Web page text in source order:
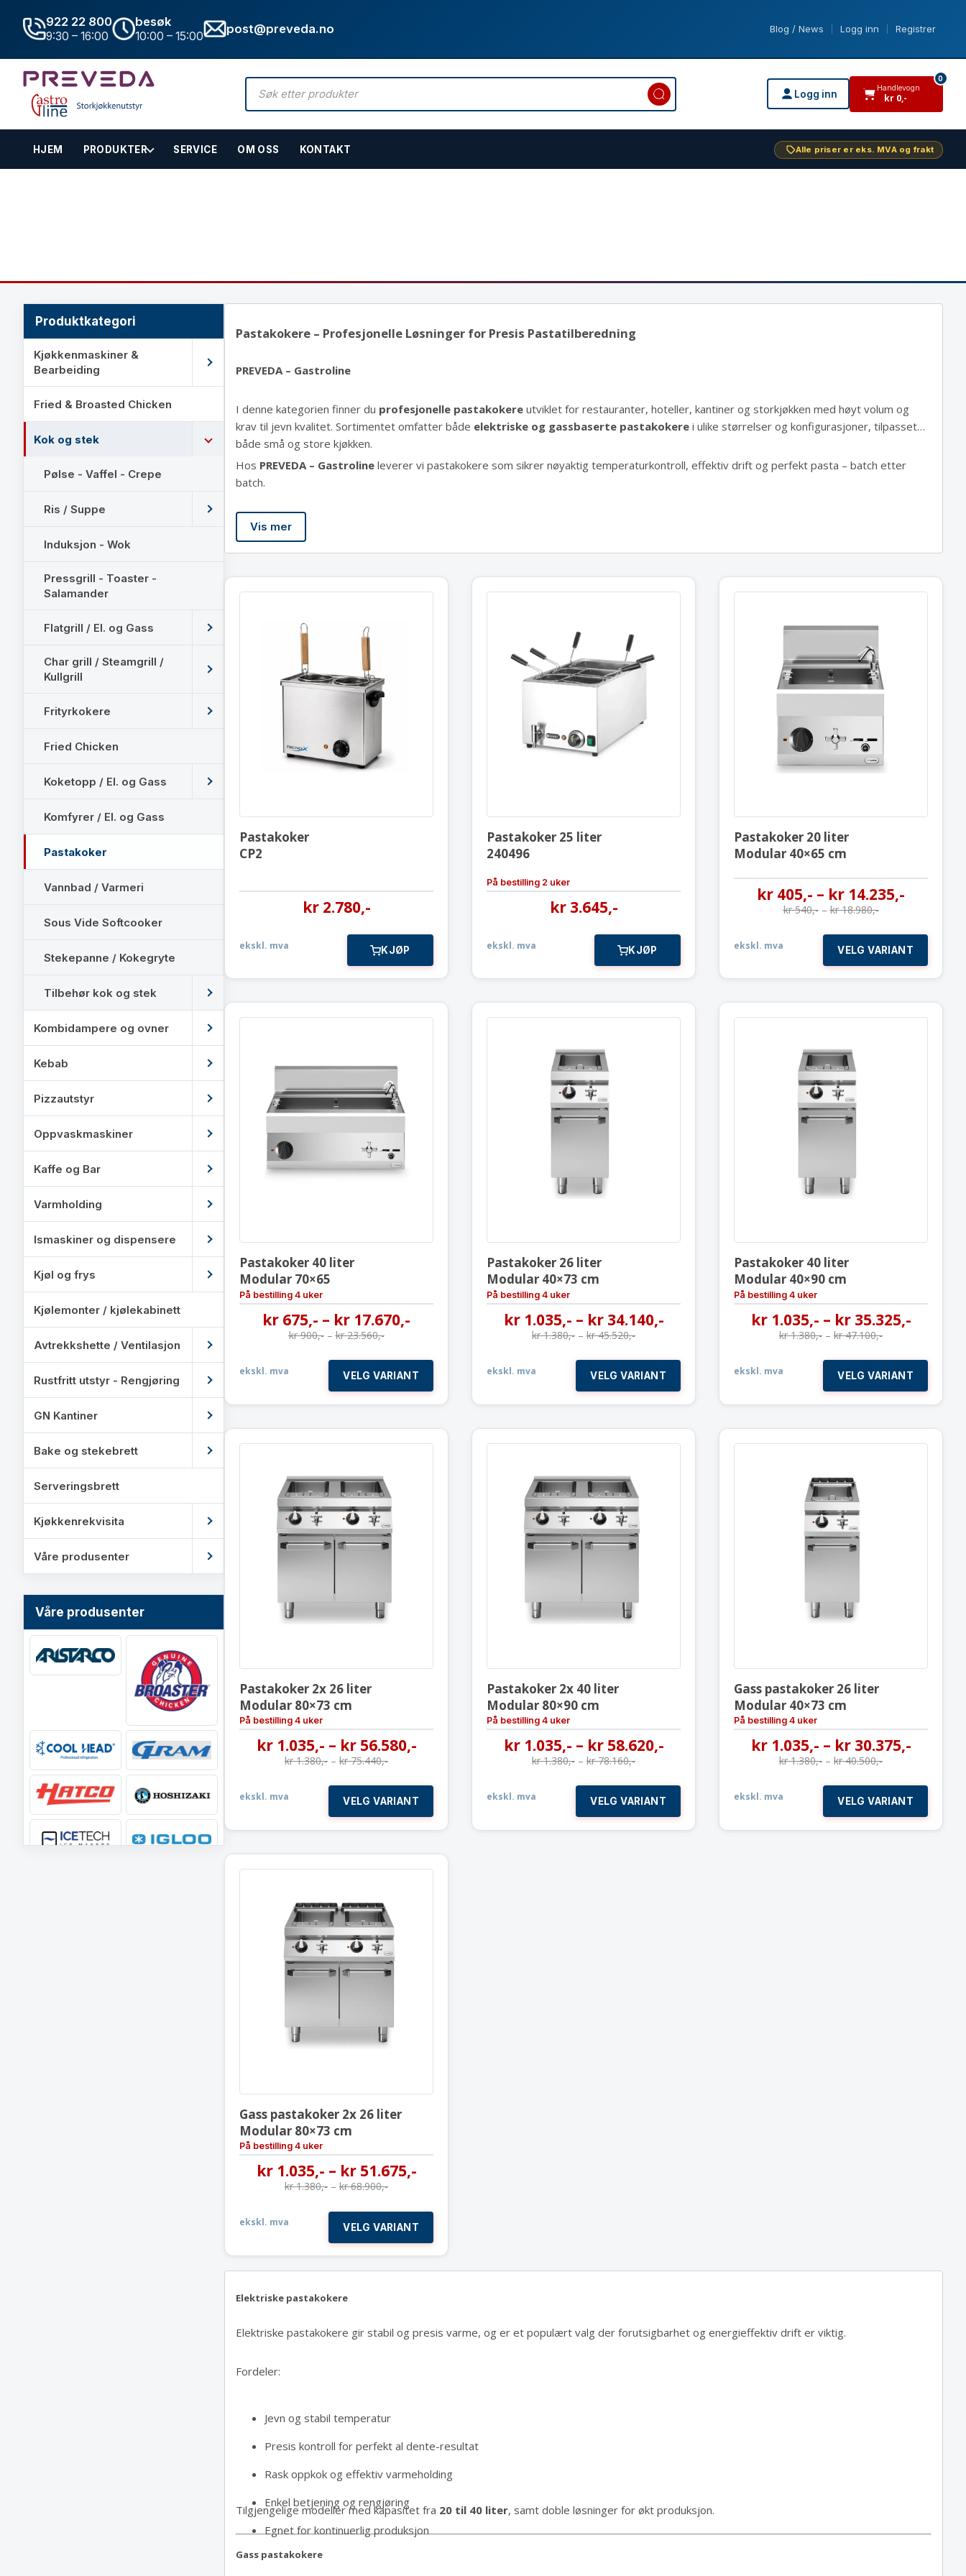
922 22 800
9:30 – 16:00
besøk
10:00 – 15:00
post@preveda.no Blog / News Logg inn Registrer
Products
search
Logg inn
0
varer i handlevogn
Handlevogn
kr0,-
HJEM PRODUKTER SERVICE OM OSS KONTAKT Alle priser er eks. MVA og frakt
Produktkategori
Kjøkkenmaskiner &
Bearbeiding
Fried & Broasted Chicken
Kok og stek
Pølse - Vaffel - Crepe
Ris / Suppe
Induksjon - Wok
Pressgrill - Toaster -
Salamander
Flatgrill / El. og Gass
Char grill / Steamgrill /
Kullgrill
Frityrkokere
Fried Chicken
Koketopp / El. og Gass
Komfyrer / El. og Gass
Pastakoker
Vannbad / Varmeri
Sous Vide Softcooker
Stekepanne / Kokegryte
Tilbehør kok og stek
Kombidampere og ovner
Kebab
Pizzautstyr
Oppvaskmaskiner
Kaffe og Bar
Varmholding
Ismaskiner og dispensere
Kjøl og frys
Kjølemonter / kjølekabinett
Avtrekkshette / Ventilasjon
Rustfritt utstyr - Rengjøring
GN Kantiner
Bake og stekebrett
Serveringsbrett
Kjøkkenrekvisita
Våre produsenter
Våre produsenter
Pastakokere – Profesjonelle Løsninger for Presis Pastatilberedning
PREVEDA – Gastroline
I denne kategorien finner du profesjonelle pastakokere utviklet for restauranter, hoteller, kantiner og storkjøkken med høyt volum og
krav til jevn kvalitet. Sortimentet omfatter både elektriske og gassbaserte pastakokere i ulike størrelser og konfigurasjoner, tilpasset
både små og store kjøkken.
Hos PREVEDA – Gastroline leverer vi pastakokere som sikrer nøyaktig temperaturkontroll, effektiv drift og perfekt pasta – batch etter
batch.
Vis mer
Pastakoker
Pastakoker
CP2
kr2.780,-
ekskl. mva KJØP
Pastakoker 25 liter
240496
På bestilling 2 uker
kr3.645,-
ekskl. mva KJØP
Modular 40×65 cm
Pastakoker 20 liter
Modular 40×65 cm
kr 405,- – kr 14.235,-
kr540,-–kr18.980,-
ekskl. mva VELG VARIANT
Pastakoker 40 liter
Modular 70×65
Pastakoker 40 liter
Modular 70×65
På bestilling 4 uker
kr 675,- – kr 17.670,-
kr900,-–kr23.560,-
ekskl. mva VELG VARIANT
Pastakoker 26 liter
Modular 40×73 cm
På bestilling 4 uker
kr1.035,- – kr34.140,-
kr1.380,- – kr45.520,-
ekskl. mva VELG VARIANT
Pastakoker 40 liter
Modular 40×90 cm
På bestilling 4 uker
kr1.035,- – kr35.325,-
kr1.380,- – kr47.100,-
ekskl. mva VELG VARIANT
Pastakoker 2x 26 liter
Modular 80×73 cm
På bestilling 4 uker
kr1.035,- – kr56.580,-
kr1.380,- – kr75.440,-
ekskl. mva VELG VARIANT
Pastakoker 2x 40 liter
Modular 80×90 cm
På bestilling 4 uker
kr1.035,- – kr58.620,-
kr1.380,- – kr78.160,-
ekskl. mva VELG VARIANT
Gass pastakoker 26 liter
Modular 40×73 cm
På bestilling 4 uker
kr1.035,- – kr30.375,-
kr1.380,- – kr40.500,-
ekskl. mva VELG VARIANT
Gass pastakoker 2x 26 liter
Modular 80×73 cm
På bestilling 4 uker
kr1.035,- – kr51.675,-
kr1.380,- – kr68.900,-
ekskl. mva VELG VARIANT
Elektriske pastakokere
Elektriske pastakokere gir stabil og presis varme, og er et populært valg der forutsigbarhet og energieffektiv drift er viktig.
Fordeler:
Jevn og stabil temperatur
Presis kontroll for perfekt al dente-resultat
Rask oppkok og effektiv varmeholding
Enkel betjening og rengjøring
Egnet for kontinuerlig produksjon
Tilgjengelige modeller med kapasitet fra 20 til 40 liter, samt doble løsninger for økt produksjon.
Gass pastakokere